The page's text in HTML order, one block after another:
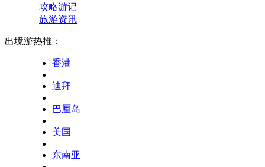
攻略游记
旅游资讯
出境游热推：
香港
|
迪拜
|
巴厘岛
|
美国
|
东南亚